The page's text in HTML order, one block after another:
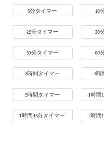
5分タイマー 10
25分タイマー 30
50分タイマー 60
2時間タイマー 3時
5時間タイマー 1時間
1時間45分タイマー 2時間